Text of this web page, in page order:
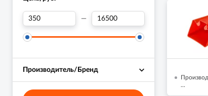
—
Производитель/Бренд
...